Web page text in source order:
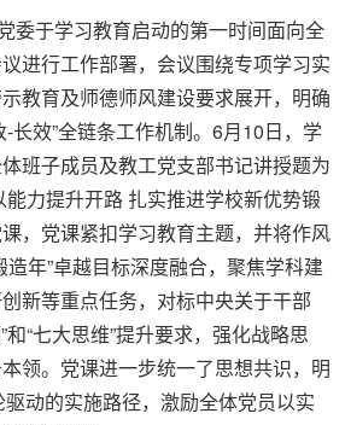
于学习教育启动的第一时间面向全
进行工作部署，会议围绕专项学习实
教育及师德师风建设要求展开，明确
-长效”全链条工作机制。6月10日，学
班子成员及教工党支部书记讲授题为
能力提升开路 扎实推进学校新优势锻
，党课紧扣学习教育主题，并将作风
造年”卓越目标深度融合，聚焦学科建
新等重点任务，对标中央关于干部
和“七大思维”提升要求，强化战略思
领。党课进一步统一了思想共识，明
驱动的实施路径，激励全体党员以实